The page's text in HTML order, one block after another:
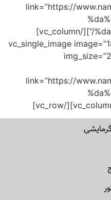
link=”https://
%da%af%d8%b1%db%8c%d9%86/”][/vc_column]
[vc_column width=”1/4″][vc_single_image
link=”https://